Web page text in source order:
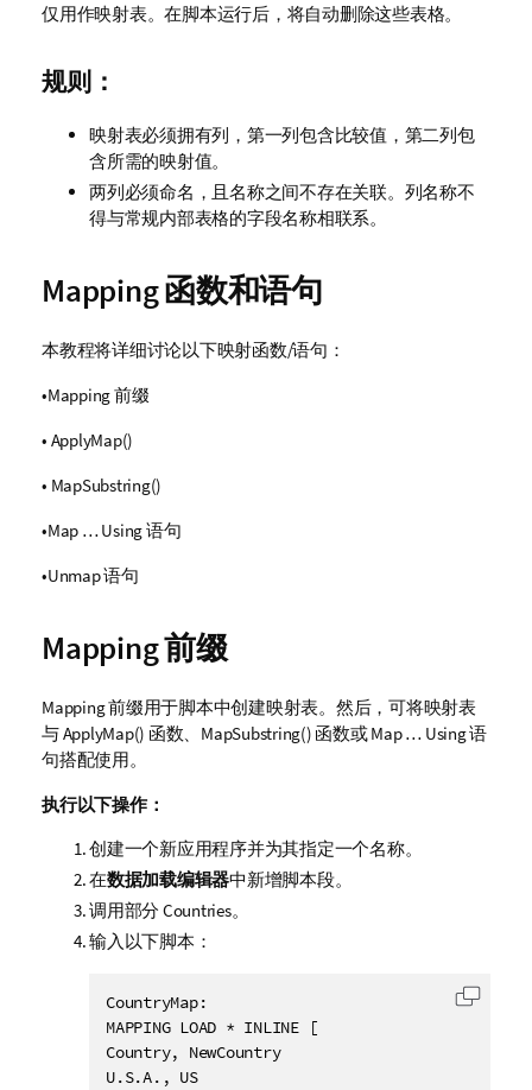
仅用作映射表。在脚本运行后，将自动删除这些表格。
规则：
映射表必须拥有列，第一列包含比较值，第二列包
含所需的映射值。
两列必须命名，且名称之间不存在关联。列名称不
得与常规内部表格的字段名称相联系。
Mapping函数和语句
本教程将详细讨论以下映射函数/语句：
•Mapping前缀
• ApplyMap()
• MapSubstring()
•Map … Using语句
•Unmap语句
Mapping 前缀
Mapping前缀用于脚本中创建映射表。然后，可将映射表
与ApplyMap() 函数、 MapSubstring() 函数或Map … Using语
句搭配使用。
执行以下操作：
创建一个新应用程序并为其指定一个名称。
在数据加载编辑器中新增脚本段。
调用部分Countries。
输入以下脚本：
CountryMap:
MAPPING LOAD * INLINE [
Country, NewCountry
U.S.A., US
复制代